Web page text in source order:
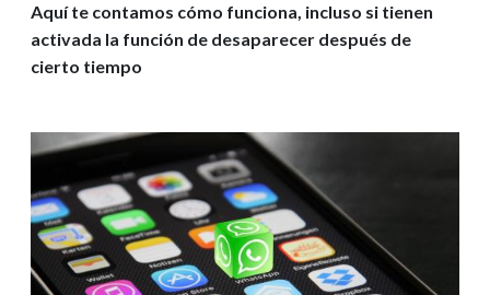
Aquí te contamos cómo funciona, incluso si tienen
activada la función de desaparecer después de
cierto tiempo